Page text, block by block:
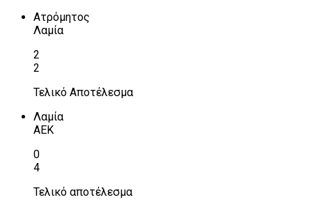
Ατρόμητος
Λαμία
2
2
Τελικό Αποτέλεσμα
Λαμία
ΑΕΚ
0
4
Τελικό αποτέλεσμα